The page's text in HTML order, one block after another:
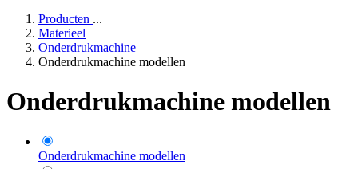
Producten ...
Materieel
Onderdrukmachine
Onderdrukmachine modellen
Onderdrukmachine modellen
Onderdrukmachine modellen